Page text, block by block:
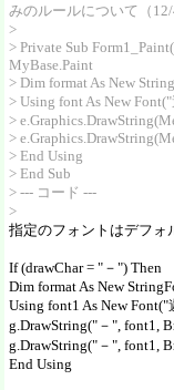
みのルールについて（
>
> Private Sub
MyBase.Paint
> Dim format As New
> Using font As New
>
>
> End Using
> End Sub
> --- コード ---
>
指定のフォントはデフォ
If (drawChar = "－") Then
Dim format As New
Using font1 As New
g.DrawString("－", font1,
g.DrawString("－", font1,
End Using